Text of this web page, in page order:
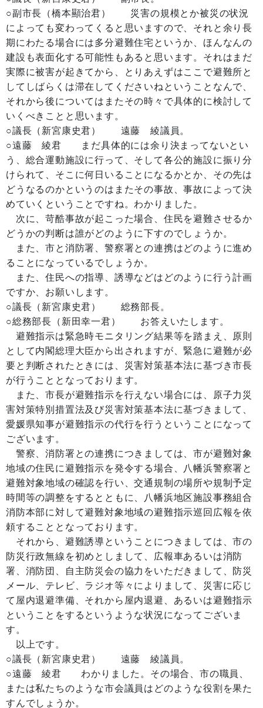
○副市長（橋本顯治君） 災害の規模とか被災の状況
によっても変わってくると思いますので、それと余り長
期にわたる場合には多分避難住宅というか、ほんなんの
建設も表面化する可能性もあると思います。それはまだ
実際に被害が起きてから、とりあえずはここで避難所と
してしばらくは滞在してくださいねということなんで、
それから後についてはまたその時々で具体的に検討して
いくべきことと思います。
○議長（新宮康史君） 遠藤 綾議員。
○遠藤 綾君 まだ具体的には余り決まってないとい
う、総合運動施設に行って、そして各公的施設に振り分
けられて、そこに何日いることになるかとか、その先は
どうなるのかというのはまたその事故、事故によって決
めていくということですね。わかりました。
次に、苛酷事故が起こった場合、住民を避難させるか
どうかの判断は誰がどのように下すのでしょうか。
また、市と消防署、警察署との連携はどのように進め
ることになっているでしょうか。
また、住民への指導、誘導などはどのように行う計画
ですか、お願いします。
○議長（新宮康史君） 総務部長。
○総務部長（新田幸一君） お答えいたします。
避難指示は緊急時モニタリング結果等を踏まえ、原則
として内閣総理大臣から出されますが、緊急に避難が必
要と判断されたときには、災害対策基本法に基づき市長
が行うこととなっております。
また、市長が避難指示を行えない場合には、原子力災
害対策特別措置法及び災害対策基本法に基づきまして、
愛媛県知事が避難指示の代行を行うということになって
ございます。
警察、消防署との連携につきましては、市が避難対象
地域の住民に避難指示を発令する場合、八幡浜警察署と
避難対象地域の確認を行い、交通規制の場所や規制予定
時間等の調整をするとともに、八幡浜地区施設事務組合
消防本部に対して避難対象地域の避難指示巡回広報を依
頼することとなっております。
それから、避難誘導ということにつきましては、市の
防災行政無線を初めとしまして、広報車あるいは消防
署、消防団、自主防災会の協力をいただきまして、防災
メール、テレビ、ラジオ等々によりまして、災害に応じ
て屋内退避準備、それから屋内退避、あるいは避難指示
ということをするというような状況になってございま
す。
以上です。
○議長（新宮康史君） 遠藤 綾議員。
○遠藤 綾君 わかりました。その場合、市の職員、
または私たちのような市会議員はどのような役割を果た
すんでしょうか。